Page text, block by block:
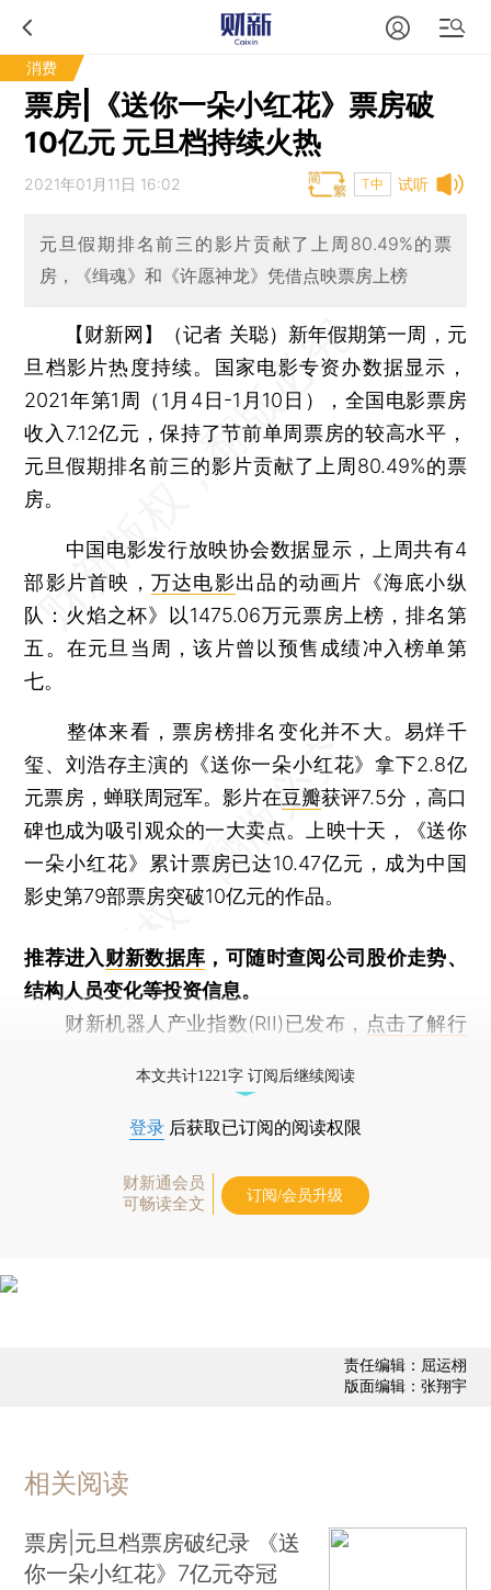
消费
票房|《送你一朵小红花》票房破
10亿元 元旦档持续火热
试听
2021年01月11日 16:02 T中
元旦假期排名前三的影片贡献了上周80.49%的票
房，《缉魂》和《许愿神龙》凭借点映票房上榜
【财新网】（记者 关聪） 新年假期第一周，元
旦档影片热度持续。国家电影专资办数据显示，
2021年第1周（1月4日-1月10日），全国电影票房
收入7.12亿元，保持了节前单周票房的较高水平，
元旦假期排名前三的影片贡献了上周80.49%的票
房。
中国电影发行放映协会数据显示，上周共有4
部影片首映， 万达电影出品的动画片《海底小纵
队：火焰之杯》以1475.06万元票房上榜，排名第
五。在元旦当周，该片曾以预售成绩冲入榜单第
七。
整体来看，票房榜排名变化并不大。易烊千
玺、刘浩存主演的《送你一朵小红花》拿下2.8亿
元票房，蝉联周冠军。影片在豆瓣获评7.5分，高口
碑也成为吸引观众的一大卖点。上映十天，《送你
一朵小红花》累计票房已达10.47亿元，成为中国
影史第79部票房突破10亿元的作品。
推荐进入财新数据库 ，可随时查阅公司股价走势、
结构人员变化等投资信息。
财新机器人产业指数(RII)已发布， 点击了解行
本文共计1221字 订阅后继续阅读
登录 后获取已订阅的阅读权限
财新通会员
可畅读全文
订阅/会员升级
责任编辑：屈运栩
版面编辑：张翔宇
相关阅读
票房|元旦档票房破纪录 《送
你一朵小红花》7亿元夺冠